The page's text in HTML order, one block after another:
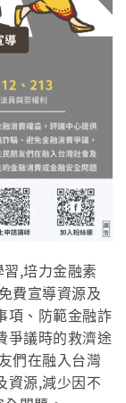
,培力金融素
費宣導資源及
項、防範金融詐
爭議時的救濟途
們在融入台灣
資源,減少因不